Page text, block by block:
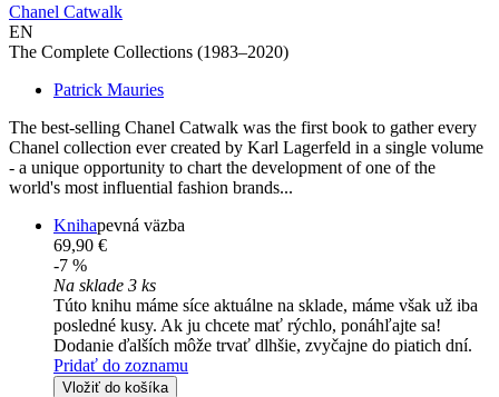
Chanel Catwalk
EN
The Complete Collections (1983–2020)
Patrick Mauries
The best-selling Chanel Catwalk was the first book to gather every
Chanel collection ever created by Karl Lagerfeld in a single volume
- a unique opportunity to chart the development of one of the
world's most influential fashion brands...
Knihapevná väzba
69,90 €
-7 %
Na sklade 3 ks
Túto knihu máme síce aktuálne na sklade, máme však už iba
posledné kusy. Ak ju chcete mať rýchlo, ponáhľajte sa!
Dodanie ďalších môže trvať dlhšie, zvyčajne do piatich dní.
Pridať do zoznamu
Vložiť do košíka